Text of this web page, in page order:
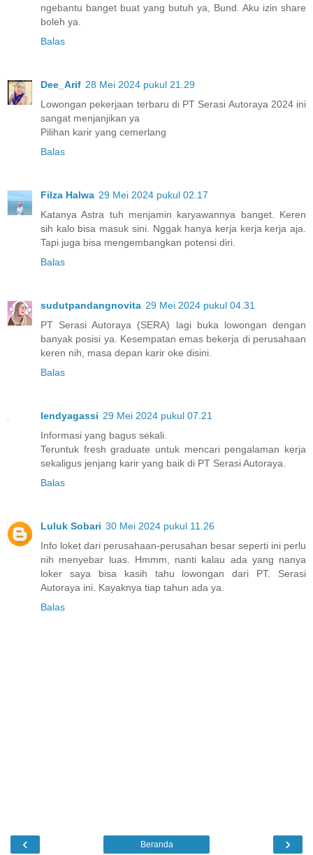
ngebantu banget buat yang butuh ya, Bund. Aku izin share
boleh ya.
Balas
Dee_Arif 28 Mei 2024 pukul 21.29
Lowongan pekerjaan terbaru di PT Serasi Autoraya 2024 ini
sangat menjanjikan ya
Pilihan karir yang cemerlang
Balas
Filza Halwa 29 Mei 2024 pukul 02.17
Katanya Astra tuh menjamin karyawannya banget. Keren
sih kalo bisa masuk sini. Nggak hanya kerja kerja kerja aja.
Tapi juga bisa mengembangkan potensi diri.
Balas
sudutpandangnovita 29 Mei 2024 pukul 04.31
PT Serasi Autoraya (SERA) lagi buka lowongan dengan
banyak posisi ya. Kesempatan emas bekerja di perusahaan
keren nih, masa depan karir oke disini.
Balas
lendyagassi 29 Mei 2024 pukul 07.21
Informasi yang bagus sekali.
Teruntuk fresh graduate untuk mencari pengalaman kerja
sekaligus jenjang karir yang baik di PT Serasi Autoraya.
Balas
Luluk Sobari 30 Mei 2024 pukul 11.26
Info loket dari perusahaan-perusahan besar seperti ini perlu
nih menyebar luas. Hmmm, nanti kalau ada yang nanya
loker saya bisa kasih tahu lowongan dari PT. Serasi
Autoraya ini. Kayaknya tiap tahun ada ya.
Balas
‹ ›
Beranda